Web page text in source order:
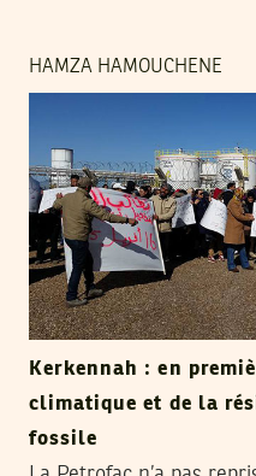
HAMZA HAMOUCHENE
Kerkennah : en
climatique et de la
fossile